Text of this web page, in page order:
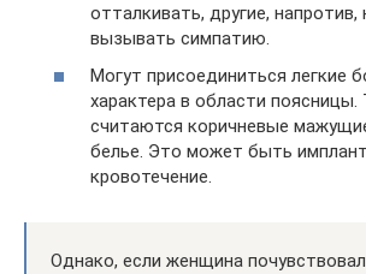
отталкивать, другие, напротив,
вызывать симпатию.
Могут присоединиться легкие
характера в области
считаются коричневые
белье. Это может быть
кровотечение.
Однако, если женщина